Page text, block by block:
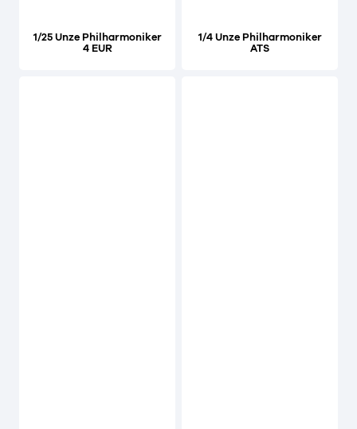
1/25 Unze Philharmoniker
4 EUR
1/4 Unze Philharmoniker
ATS